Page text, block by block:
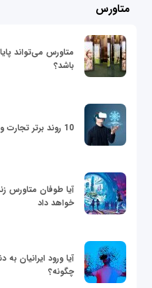
متاورس
متاورس می‌تواند
باشد؟
10 روند برتر تجارت و فناوری در سال 2022
آیا طوفان متاورس
خواهد داد
آیا ورود ایرانیان
چگونه؟